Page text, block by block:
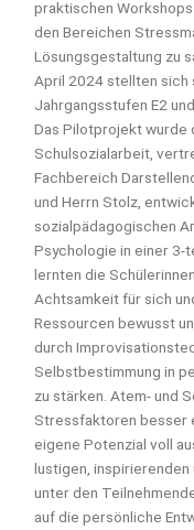
praktischen
den Bereichen
Lösungsgestaltung zu
April 2024 stellten sich
Jahrgangsstufen E2
Das Pilotprojekt wurde
Schulsozialarbeit,
Fachbereich
und Herrn Stolz,
sozialpädagogischen
Psychologie in einer 3-
lernten die
Achtsamkeit für sich
Ressourcen bewusst
durch
Selbstbestimmung in
zu stärken. Atem- und
Stressfaktoren besser
eigene Potenzial voll
lustigen, inspirierenden
unter den
auf die persönliche